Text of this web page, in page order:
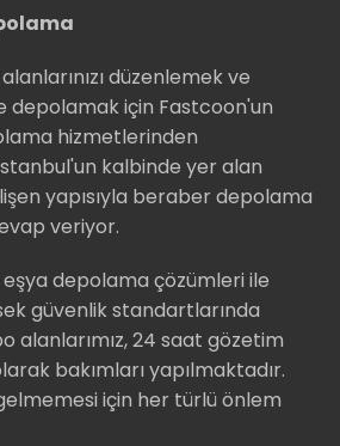
düzenlemek ve
depolamak için Fastcoon'un
hizmetlerinden
kalbinde yer alan
yapısıyla beraber depolama
veriyor.
depolama çözümleri ile
güvenlik standartlarında
alanlarımız, 24 saat gözetim
bakımları yapılmaktadır.
için her türlü önlem